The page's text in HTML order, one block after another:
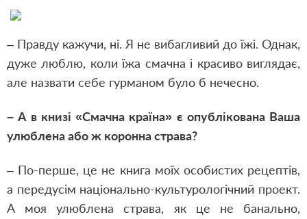
– Правду кажучи, ні. Я не вибагливий до їжі. Однак,
дуже люблю, коли їжа смачна і красиво виглядає,
але назвати себе гурманом було б нечесно.
– А в книзі «Смачна країна» є опублікована Ваша
улюблена або ж коронна страва?
– По-перше, це не книга моїх особистих рецептів,
а передусім національно-культурологічний проект.
А моя улюблена страва, як це не банально,